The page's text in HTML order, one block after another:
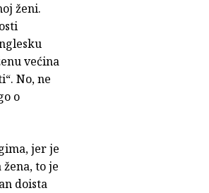
ženi.
većina
No, ne
o
jer je
to je
doista